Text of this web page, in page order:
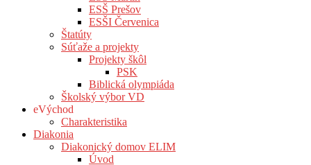
ESŠ Prešov
ESŠI Červenica
Štatúty
Súťaže a projekty
Projekty škôl
PSK
Biblická olympiáda
Školský výbor VD
eVýchod
Charakteristika
Diakonia
Diakonický domov ELIM
Úvod